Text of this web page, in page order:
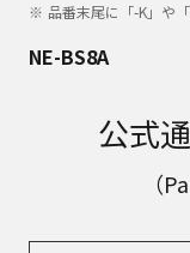
品番末尾に「-K」や
NE-BS8A
公式
（